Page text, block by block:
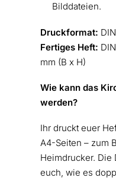
Bilddateien.
Druckformat:
Fertiges Heft:
mm (B x H)
Wie kann das
werden?
Ihr druckt euer
A4-Seiten – zum
Heimdrucker. Die
euch, wie es